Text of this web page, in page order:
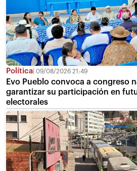
Política 09/08/2026 21:49
Evo Pueblo convoca a congreso
garantizar su participación en
electorales